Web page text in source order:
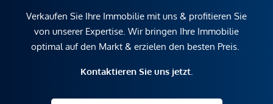
Verkaufen Sie Ihre Immobilie mit uns & profitieren Sie
von unserer Expertise. Wir bringen Ihre Immobilie
optimal auf den Markt & erzielen den besten Preis.
Kontaktieren Sie uns jetzt.